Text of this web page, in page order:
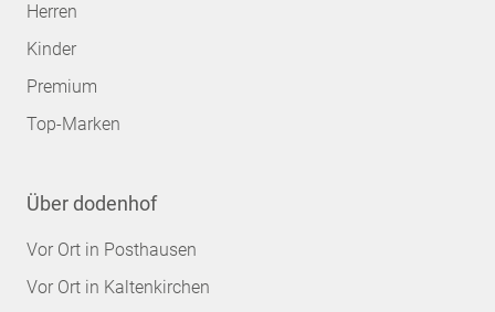
Herren
Kinder
Premium
Top-Marken
Über dodenhof
Vor Ort in Posthausen
Vor Ort in Kaltenkirchen